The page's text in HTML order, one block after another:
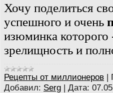
Хочу поделиться
успешного и очень
изюминка которого
зрелищность и
Рецепты от миллионеров |
Добавил: Serg | Дата: